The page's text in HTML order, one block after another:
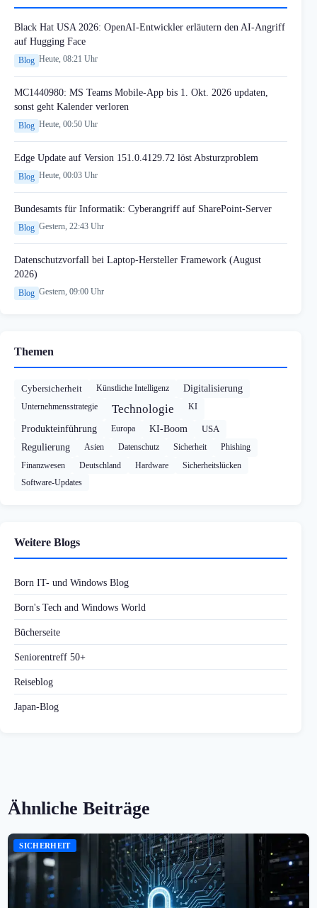
Black Hat USA 2026: OpenAI-Entwickler erläutern den AI-Angriff
auf Hugging Face
Blog Heute, 08:21 Uhr
MC1440980: MS Teams Mobile-App bis 1. Okt. 2026 updaten,
sonst geht Kalender verloren
Blog Heute, 00:50 Uhr
Edge Update auf Version 151.0.4129.72 löst Absturzproblem
Blog Heute, 00:03 Uhr
Bundesamts für Informatik: Cyberangriff auf SharePoint-Server
Blog Gestern, 22:43 Uhr
Datenschutzvorfall bei Laptop-Hersteller Framework (August
2026)
Blog Gestern, 09:00 Uhr
Themen
Cybersicherheit Künstliche Intelligenz Digitalisierung
Unternehmensstrategie Technologie KI
Produkteinführung Europa KI-Boom
USA
Regulierung
Asien Datenschutz Sicherheit
Phishing
Finanzwesen
Deutschland Hardware
Sicherheitslücken
Software-Updates
Weitere Blogs
Born IT- und Windows Blog
Born's Tech and Windows World
Bücherseite
Seniorentreff 50+
Reiseblog
Japan-Blog
Ähnliche Beiträge
SICHERHEIT